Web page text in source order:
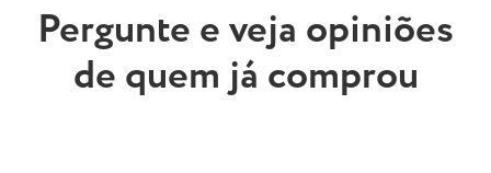
Pergunte e veja opiniões
de quem já comprou